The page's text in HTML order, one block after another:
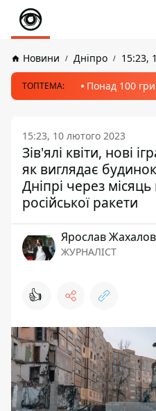
Новини Дніпро 15:23,
ТОПТЕМА: Понад 100
15:23, 10 лютого 2023
Зів'ялі квіти, нові
як виглядає
Дніпрі через
російської ракети
Ярослав Жахалов
ЖУРНАЛІСТ
👍